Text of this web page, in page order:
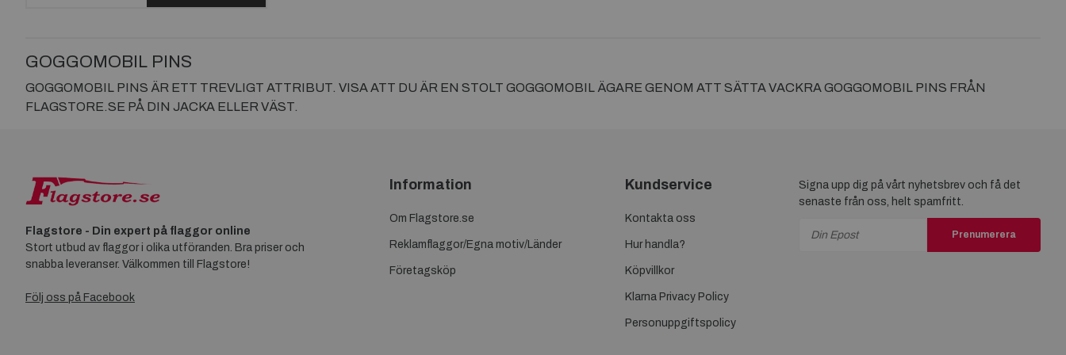
GOGGOMOBIL PINS
GOGGOMOBIL PINS ÄR ETT TREVLIGT ATTRIBUT. VISA ATT DU ÄR EN STOLT GOGGOMOBIL ÄGARE GENOM ATT SÄTTA VACKRA GOGGOMOBIL PINS FRÅN
FLAGSTORE.SE PÅ DIN JACKA ELLER VÄST.
Flagstore - Din expert på flaggor online
Stort utbud av flaggor i olika utföranden. Bra priser och
snabba leveranser. Välkommen till Flagstore!
Följ oss på Facebook
Information
Om Flagstore.se
Reklamflaggor/Egna motiv/Länder
Företagsköp
Kundservice
Kontakta oss
Hur handla?
Köpvillkor
Klarna Privacy Policy
Personuppgiftspolicy
Signa upp dig på vårt nyhetsbrev och få det
senaste från oss, helt spamfritt.
Prenumerera